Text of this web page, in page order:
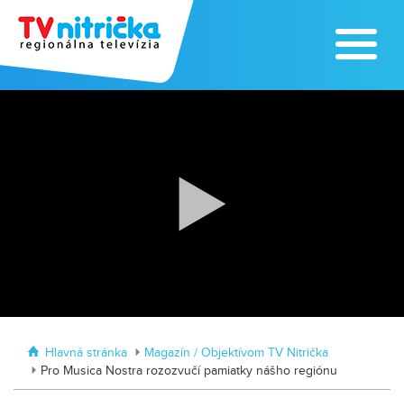
Zoo v Lužiankach
Hlavná stránka
Magazín / Objektívom TV Nitrička
Pro Musica Nostra rozozvučí pamiatky nášho regiónu